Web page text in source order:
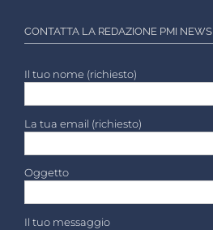
CONTATTA LA REDAZIONE PMI NEWS
Il tuo nome (richiesto)
La tua email (richiesto)
Oggetto
Il tuo messaggio